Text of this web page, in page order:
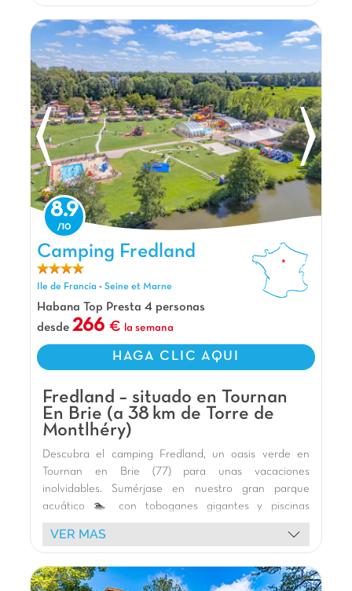
nuestros parques infantiles en forma de castillo y la
estructura de juegos de red. 🤸‍♂️
Alójese en nuestros cómodos bungalows de madera
🏡 con terraza, en un entorno verde 🌿. ¡Nuestra
alegre mascota anima sus días!
Explore los tesoros de Île-de-France: la Torre Eiffel y
los jardines del Trocadero en París, el majestuoso
Palacio de Versalles, el Castillo de Rambouillet (35
km), el Castillo de Fontainebleau y el encantador
pueblo de Barbizon. ¡Relajación y descubrimiento
garantizados! 🌞
La opinión de Carolina
¡Un auténtico soplo de aire fresco a un paso
de París! Situado en el corazón de un precioso
bosque, este lugar ofrece un paréntesis de pura
relajación. Mención especial para la
impresionante piscina cubierta bajo
acuáticos. ¡Un entorno idílico para recargar
energías y disfrutar cada momento con toda la
familia!
Nuestros Extras
Piscina infantil Patau-Splatch
Saint-Cheron a 4km
Paris a 45km
Camping Fredland, Camping Ile de Francia
8.9
Camping Fredland
Ile de Francia - Seine et Marne
Habana Top Presta 4 personas
desde 266 la semana
HAGA CLIC AQUI
Fredland – situado en Tournan
En Brie (a 38 km de Torre de
Montlhéry)
Descubra el camping Fredland, un oasis verde en
Tournan en Brie (77) para unas vacaciones
inolvidables. Sumérjase en nuestro gran parque
acuático 🏊 con toboganes gigantes y piscinas
cubiertas y al aire libre. Los niños adorarán el parque
infantil de madera 🎢, las estructuras hinchables y la
bungalows 🏕️ o de nuestros alojamientos insólitos
VER MAS